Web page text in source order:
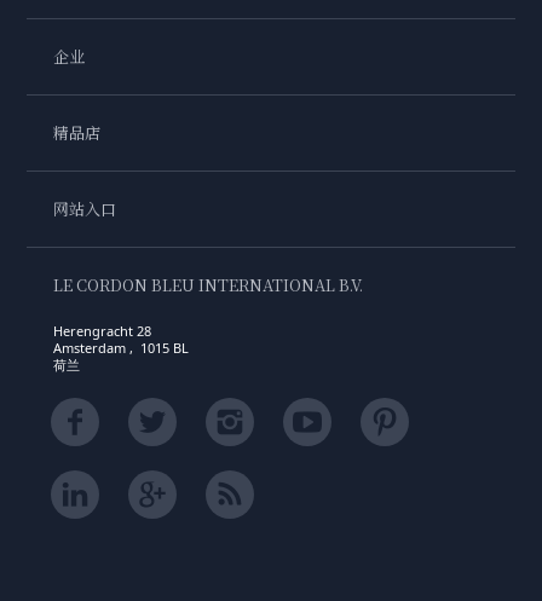
企业
精品店
网站入口
LE CORDON BLEU INTERNATIONAL B.V.
Herengracht 28
Amsterdam , 1015 BL
荷兰